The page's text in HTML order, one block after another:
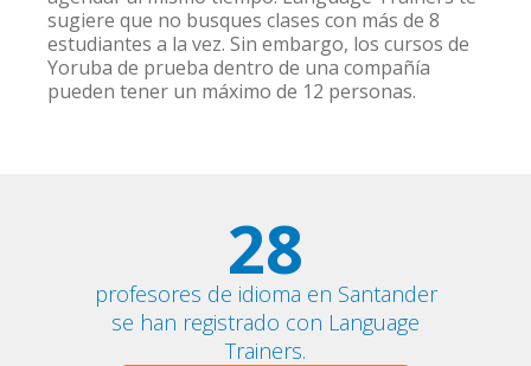
sugiere que no busques clases con más de 8
estudiantes a la vez. Sin embargo, los cursos de
Yoruba de prueba dentro de una compañía
pueden tener un máximo de 12 personas.
28
profesores de idioma en Santander
se han registrado con Language
Trainers.